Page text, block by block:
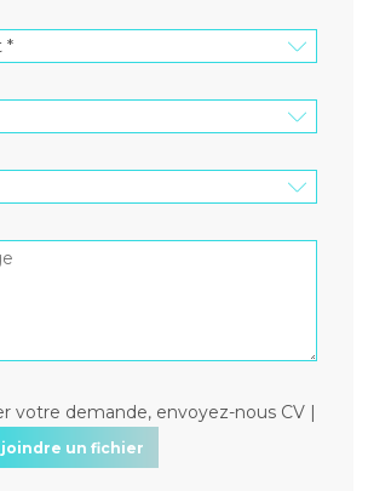
votre demande, envoyez-nous CV |
joindre un fichier